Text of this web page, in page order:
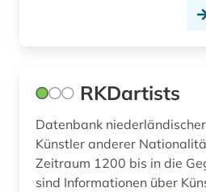
gedenktag (1)
gefängnis (1)
gelehrtenverzeichnis (1)
RKDartists
Datenbank
Künstler anderer
Zeitraum 1200 bis in die
sind Informationen über